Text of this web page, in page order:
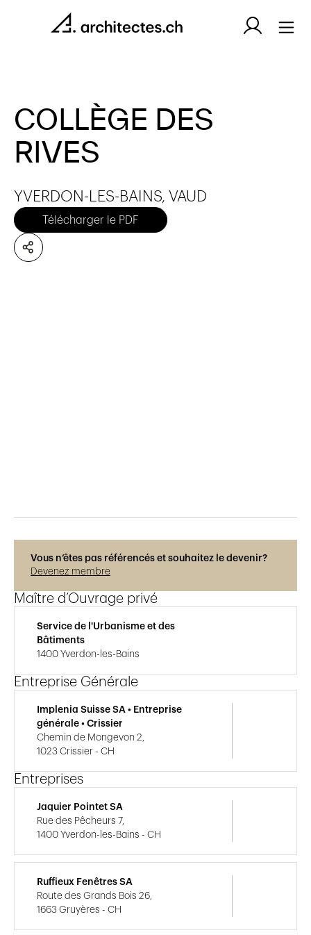
COLLÈGE DES
RIVES
YVERDON-LES-BAINS, VAUD
Télécharger le PDF
Vous n’êtes pas référencés et souhaitez le devenir?
Devenez membre
Maître d’Ouvrage privé
Service de l'Urbanisme et des
Bâtiments
1400 Yverdon-les-Bains
Entreprise Générale
Implenia Suisse SA • Entreprise
générale • Crissier
Chemin de Mongevon 2,
1023 Crissier - CH
Entreprises
Jaquier Pointet SA
Rue des Pêcheurs 7,
1400 Yverdon-les-Bains - CH
Ruffieux Fenêtres SA
Route des Grands Bois 26,
1663 Gruyères - CH